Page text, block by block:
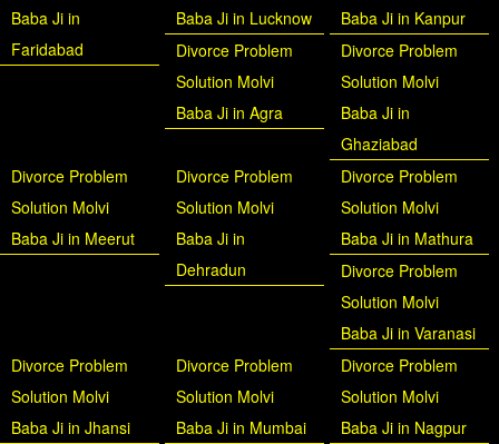
Baba Ji in
Faridabad
Baba Ji in Lucknow
Baba Ji in Kanpur
Divorce Problem
Solution Molvi
Baba Ji in Agra
Divorce Problem
Solution Molvi
Baba Ji in
Ghaziabad
Divorce Problem
Solution Molvi
Baba Ji in Meerut
Divorce Problem
Solution Molvi
Baba Ji in
Dehradun
Divorce Problem
Solution Molvi
Baba Ji in Mathura
Divorce Problem
Solution Molvi
Baba Ji in Varanasi
Divorce Problem
Solution Molvi
Baba Ji in Jhansi
Divorce Problem
Solution Molvi
Baba Ji in Mumbai
Divorce Problem
Solution Molvi
Baba Ji in Nagpur